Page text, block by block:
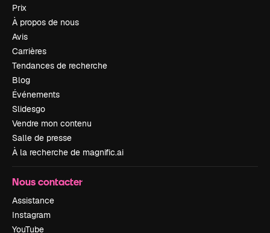
Prix
À propos de nous
Avis
Carrières
Tendances de recherche
Blog
Événements
Slidesgo
Vendre mon contenu
Salle de presse
À la recherche de magnific.ai
Nous contacter
Assistance
Instagram
YouTube